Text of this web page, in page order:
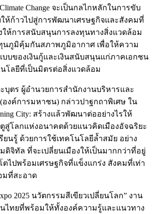
Change จะเป็นกลไกหลักในการขับ
ให้ก้าวไปสู่การพัฒนาเศรษฐกิจและสังคมที่
ให้การสนับสนุนการลงทุนทางสิ่งแวดล้อม
นภูมิคุ้มกันสภาพภูมิอากาศ เพื่อให้ความ
บบของเงินกู้และเงินสนับสนุนแก่ภาคเอกชน
โลยีที่เป็นมิตรต่อสิ่งแวดล้อม
บุตร ผู้อำนวยการสำนักงานบริหารและ
งค์การมหาชน) กล่าวปาฐกถาพิเศษ ใน
City: สร้างแล้วพัฒนาต่ออย่างไรให้
ตูสู่โลกแห่งอนาคตด้วยแนวคิดเมืองอัจฉริยะ
ยนรู้ ด้วยการใช้เทคโนโลยีล้ำสมัย อย่าง
ดิจิทัล ที่จะเปลี่ยนเมืองให้เป็นมากกว่าที่อยู่
ตไปพร้อมเศรษฐกิจที่แข็งแกร่ง สังคมที่เท่า
มที่สะอาด
2025 นวัตกรรมสีเขียวเปลี่ยนโลก” งาน
นไทยที่พร้อมให้ทั้งองค์ความรู้และแนวทาง